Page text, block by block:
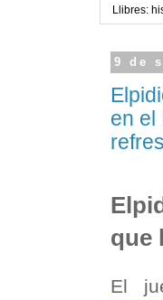
Llibres:
9 de
en el
que
El